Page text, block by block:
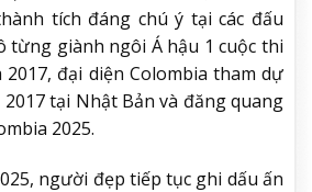
tích đáng chú ý tại các đấu
từng giành ngôi Á hậu 1 cuộc thi
2017, đại diện Colombia tham dự
tại Nhật Bản và đăng quang
2025.
người đẹp tiếp tục ghi dấu ấn